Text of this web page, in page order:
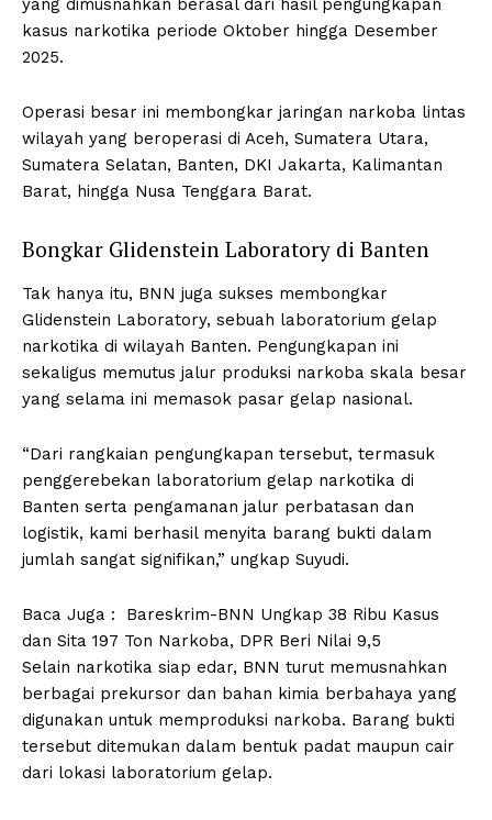
yang dimusnahkan berasal dari hasil pengungkapan
kasus narkotika periode Oktober hingga Desember
2025.
Operasi besar ini membongkar jaringan narkoba lintas
wilayah yang beroperasi di Aceh, Sumatera Utara,
Sumatera Selatan, Banten, DKI Jakarta, Kalimantan
Barat, hingga Nusa Tenggara Barat.
Bongkar Glidenstein Laboratory di Banten
Tak hanya itu, BNN juga sukses membongkar
Glidenstein Laboratory, sebuah laboratorium gelap
narkotika di wilayah Banten. Pengungkapan ini
sekaligus memutus jalur produksi narkoba skala besar
yang selama ini memasok pasar gelap nasional.
“Dari rangkaian pengungkapan tersebut, termasuk
penggerebekan laboratorium gelap narkotika di
Banten serta pengamanan jalur perbatasan dan
logistik, kami berhasil menyita barang bukti dalam
jumlah sangat signifikan,” ungkap Suyudi.
Baca Juga :
Bareskrim-BNN Ungkap 38 Ribu Kasus
dan Sita 197 Ton Narkoba, DPR Beri Nilai 9,5
Selain narkotika siap edar, BNN turut memusnahkan
berbagai prekursor dan bahan kimia berbahaya yang
digunakan untuk memproduksi narkoba. Barang bukti
tersebut ditemukan dalam bentuk padat maupun cair
dari lokasi laboratorium gelap.